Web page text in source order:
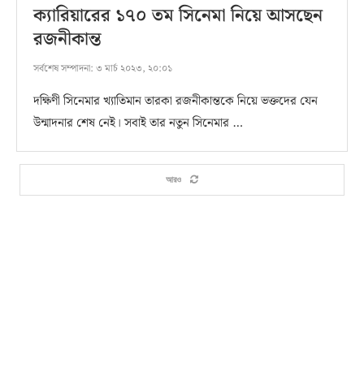
ক্যারিয়ারের ১৭০ তম সিনেমা নিয়ে আসছেন
রজনীকান্ত
সর্বশেষ সম্পাদনা: ৩ মার্চ ২০২৩, ২০:০১
দক্ষিণী সিনেমার খ্যাতিমান তারকা রজনীকান্তকে নিয়ে ভক্তদের যেন
উন্মাদনার শেষ নেই। সবাই তার নতুন সিনেমার …
আরও